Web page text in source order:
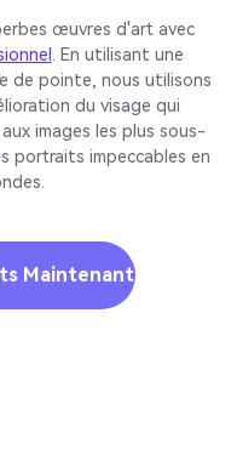
œuvres d'art avec
. En utilisant une
de pointe, nous utilisons
du visage qui
images les plus sous-
portraits impeccables en
Maintenant